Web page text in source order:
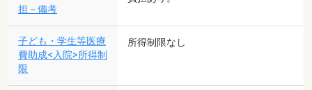
担－備考
子ども・学生等医療
費助成<入院>所得制
限
所得制限なし